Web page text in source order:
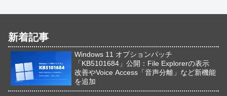
新着記事
Windows 11 オプションパッチ
「KB5101684」公開：File Explorerの表示
改善やVoice Access「音声分離」など新機能
を追加